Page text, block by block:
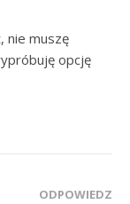
nie muszę
opcję
ODPOWIEDZ